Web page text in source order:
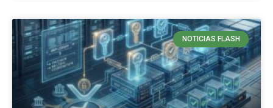
NOTICIAS FLASH